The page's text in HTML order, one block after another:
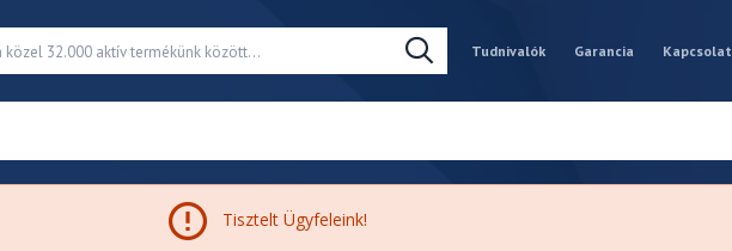
Tudnivalók Garancia Kapcsolat
Tisztelt Ügyfeleink!